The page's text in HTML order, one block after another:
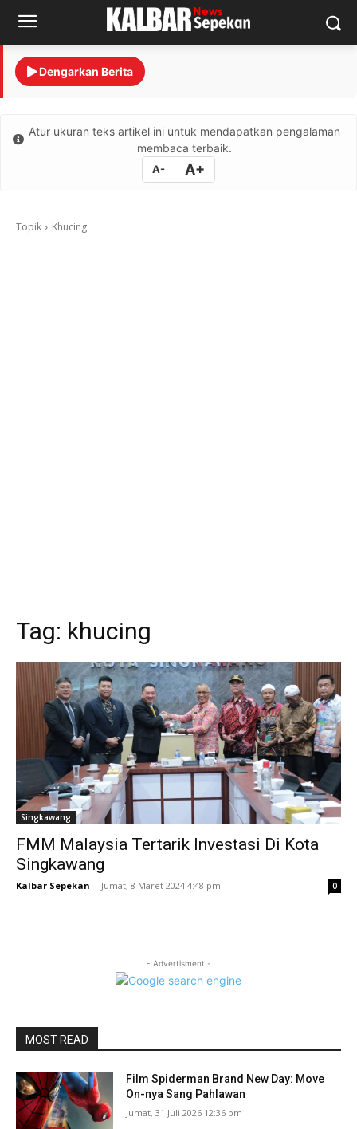
Dengarkan Berita
Atur ukuran teks artikel ini untuk mendapatkan pengalaman
membaca terbaik.
A- A+
Topik Khucing
Tag: khucing
Singkawang
FMM Malaysia Tertarik Investasi Di Kota
Singkawang
Kalbar Sepekan - Jumat, 8 Maret 2024 4:48 pm 0
- Advertisment -
MOST READ
Film Spiderman Brand New Day: Move
On-nya Sang Pahlawan
Jumat, 31 Juli 2026 12:36 pm